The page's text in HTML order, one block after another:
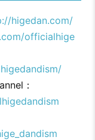
higedan.com/
officialhige
：